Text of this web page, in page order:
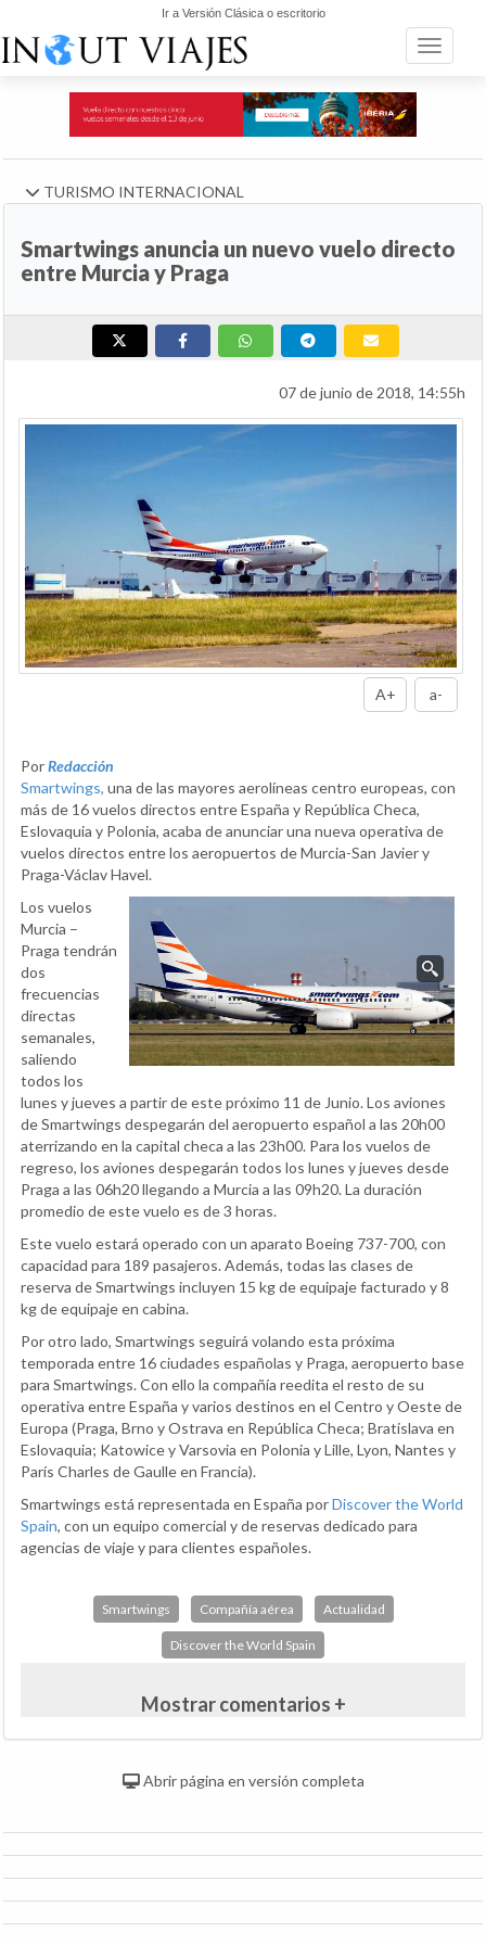
Ir a Versión Clásica o escritorio
Toggle
TURISMO INTERNACIONAL
Smartwings anuncia un nuevo vuelo directo
entre Murcia y Praga
07 de junio de 2018, 14:55h
A+ a-
PorRedacción
Smartwings, una de las mayores aerolíneas centro europeas, con
más de 16 vuelos directos entre España y República Checa,
Eslovaquia y Polonia, acaba de anunciar una nueva operativa de
vuelos directos entre los aeropuertos de Murcia-San Javier y
Praga-Václav Havel.
Los vuelos
Murcia –
Praga tendrán
dos
frecuencias
directas
semanales,
saliendo
todos los
lunes y jueves a partir de este próximo 11 de Junio. Los aviones
de Smartwings despegarán del aeropuerto español a las 20h00
aterrizando en la capital checa a las 23h00. Para los vuelos de
regreso, los aviones despegarán todos los lunes y jueves desde
Praga a las 06h20 llegando a Murcia a las 09h20. La duración
promedio de este vuelo es de 3 horas.
Este vuelo estará operado con un aparato Boeing 737-700, con
capacidad para 189 pasajeros. Además, todas las clases de
reserva de Smartwings incluyen 15 kg de equipaje facturado y 8
kg de equipaje en cabina.
Por otro lado, Smartwings seguirá volando esta próxima
temporada entre 16 ciudades españolas y Praga, aeropuerto base
para Smartwings. Con ello la compañía reedita el resto de su
operativa entre España y varios destinos en el Centro y Oeste de
Europa (Praga, Brno y Ostrava en República Checa; Bratislava en
Eslovaquia; Katowice y Varsovia en Polonia y Lille, Lyon, Nantes y
París Charles de Gaulle en Francia).
Smartwings está representada en España porDiscover the World
Spain, con un equipo comercial y de reservas dedicado para
agencias de viaje y para clientes españoles.
Smartwings Compañía aérea Actualidad
Discover the World Spain
Mostrar comentarios +
Abrir página en versión completa